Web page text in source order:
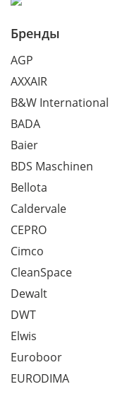
Бренды
AGP
AXXAIR
B&W International
BADA
Baier
BDS Maschinen
Bellota
Caldervale
CEPRO
Cimco
CleanSpace
Dewalt
DWT
Elwis
Euroboor
EURODIMA